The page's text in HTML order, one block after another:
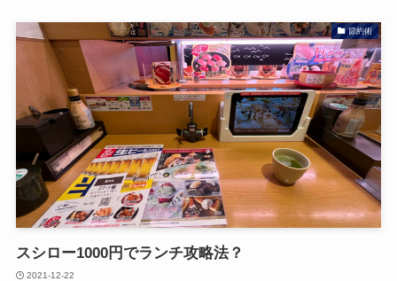
節約術
スシロー1000円でランチ攻略法？
2021-12-22